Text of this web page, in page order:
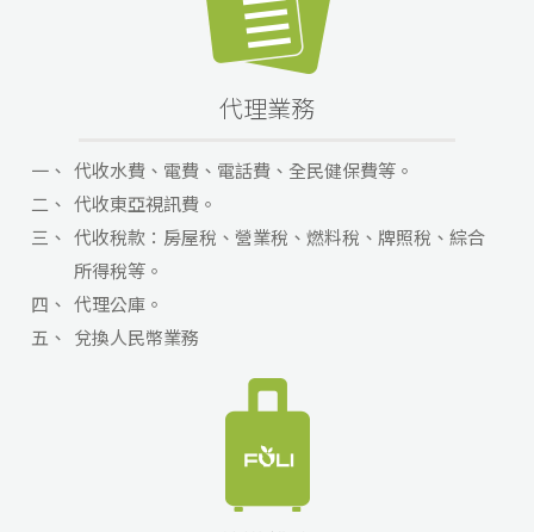
代理業務
一、 代收水費、電費、電話費、全民健保費等。
二、 代收東亞視訊費。
三、 代收稅款：房屋稅、營業稅、燃料稅、牌照稅、綜合
所得稅等。
四、 代理公庫。
五、 兌換人民幣業務